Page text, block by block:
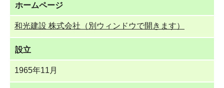
ホームページ
和光建設 株式会社（別ウィンドウで開きます）
設立
1965年11月